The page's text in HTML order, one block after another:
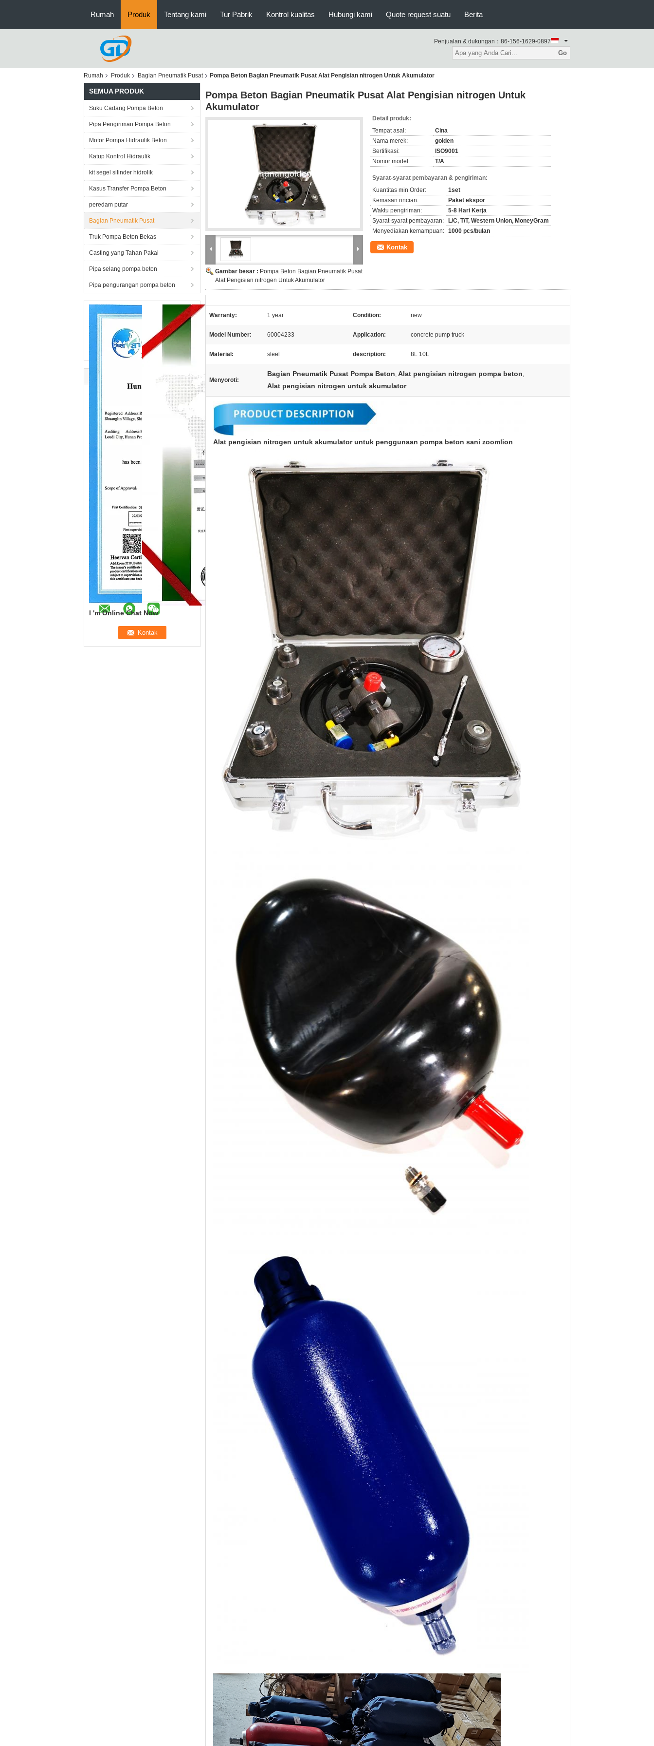
Rumah Produk Tentang kami Tur Pabrik Kontrol kualitas Hubungi kami Quote request suatu Berita
Penjualan & dukungan： 86-156-1629-0897
Go
Rumah Produk Bagian Pneumatik Pusat Pompa Beton Bagian Pneumatik Pusat Alat Pengisian nitrogen Untuk Akumulator
SEMUA PRODUK
Suku Cadang Pompa Beton
Pipa Pengiriman Pompa Beton
Motor Pompa Hidraulik Beton
Katup Kontrol Hidraulik
kit segel silinder hidrolik
Kasus Transfer Pompa Beton
peredam putar
Bagian Pneumatik Pusat
Truk Pompa Beton Bekas
Casting yang Tahan Pakai
Pipa selang pompa beton
Pipa pengurangan pompa beton
I 'm Online Chat Now
Pompa Beton Bagian Pneumatik Pusat Alat Pengisian nitrogen Untuk
Akumulator
Gambar besar : Pompa Beton Bagian Pneumatik Pusat
Alat Pengisian nitrogen Untuk Akumulator
Detail produk:
Tempat asal:
Cina
Nama merek:
golden
Sertifikasi:
ISO9001
Nomor model:
T/A
Syarat-syarat pembayaran & pengiriman:
Kuantitas min Order:
1set
Kemasan rincian:
Paket ekspor
Waktu pengiriman:
5-8 Hari Kerja
Syarat-syarat pembayaran:
L/C, T/T, Western Union, MoneyGram
Menyediakan kemampuan: 1000 pcs/bulan
Kontak
Warranty: 1 year Condition: new
Model Number: 60004233 Application: concrete pump truck
Material: steel description: 8L 10L
Menyoroti:
Bagian Pneumatik Pusat Pompa Beton, Alat pengisian nitrogen pompa beton,
Alat pengisian nitrogen untuk akumulator
Alat pengisian nitrogen untuk akumulator untuk penggunaan pompa beton sani zoomlion